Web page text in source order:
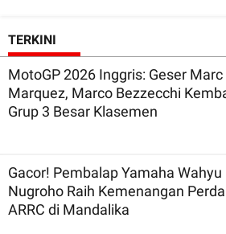
TERKINI
MotoGP 2026 Inggris: Geser Marc
Marquez, Marco Bezzecchi
Grup 3 Besar Klasemen
Gacor! Pembalap Yamaha Wahyu
Nugroho Raih Kemenangan
ARRC di Mandalika